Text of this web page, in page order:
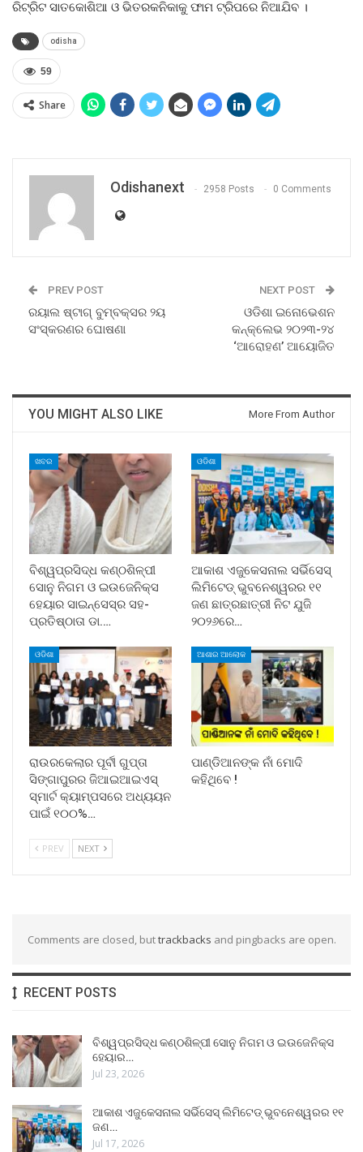
ରିଟ୍ରିଟ ସାତକୋଶିଆ ଓ ଭିତରକନିକାକୁ ଫାମ ଟ୍ରିପରେ ନିଆଯିବ ।
odisha
59
Share
Odishanext 2958 Posts 0 Comments
PREV POST
ରୟାଲ ଷ୍ଟାଗ୍ ବୁମ୍‌ବକ୍ସର ୨ୟ
ସଂସ୍କରଣର ଘୋଷଣା
NEXT POST
ଓଡିଶା ଇନୋଭେଶନ
କନ୍‌କ୍ଲେଭ ୨୦୨୩-୨୪
‘ଆରୋହଣ’ ଆୟୋଜିତ
YOU MIGHT ALSO LIKE More From Author
ଖବର
ବିଶ୍ୱପ୍ରସିଦ୍ଧ କଣ୍ଠଶିଳ୍ପୀ
ସୋନୁ ନିଗମ ଓ ଇଉଜେନିକ୍ସ
ହେୟାର ସାଇନ୍ସେସ୍ର ସହ-
ପ୍ରତିଷ୍ଠାତା ଡା.…
ଓଡିଶା
ଆକାଶ ଏଜୁକେସନାଲ ସର୍ଭିସେସ୍
ଲିମିଟେଡ୍ ଭୁବନେଶ୍ୱରର ୧୧
ଜଣ ଛାତ୍ରଛାତ୍ରୀ ନିଟ ଯୁଜି
୨୦୨୬ରେ…
ଓଡିଶା
ରାଉରକେଲାର ପୂର୍ବୀ ଗୁପ୍ତା
ସିଙ୍ଗାପୁରର ଜିଆଇଆଇଏସ୍
ସ୍ମାର୍ଟ କ୍ୟାମ୍ପସରେ ଅଧ୍ୟୟନ
ପାଇଁ ୧୦୦%…
ଆଶାର ଆଲୋକ
ପାଣ୍ଡିଆନଙ୍କ ନାଁ ମୋଦି
କହିଥିବେ !
PREV NEXT
Comments are closed, buttrackbacks and pingbacks are open.
RECENT POSTS
ବିଶ୍ୱପ୍ରସିଦ୍ଧ କଣ୍ଠଶିଳ୍ପୀ ସୋନୁ ନିଗମ ଓ ଇଉଜେନିକ୍ସ
ହେୟାର…
Jul 23, 2026
ଆକାଶ ଏଜୁକେସନାଲ ସର୍ଭିସେସ୍ ଲିମିଟେଡ୍ ଭୁବନେଶ୍ୱରର ୧୧
ଜଣ…
Jul 17, 2026